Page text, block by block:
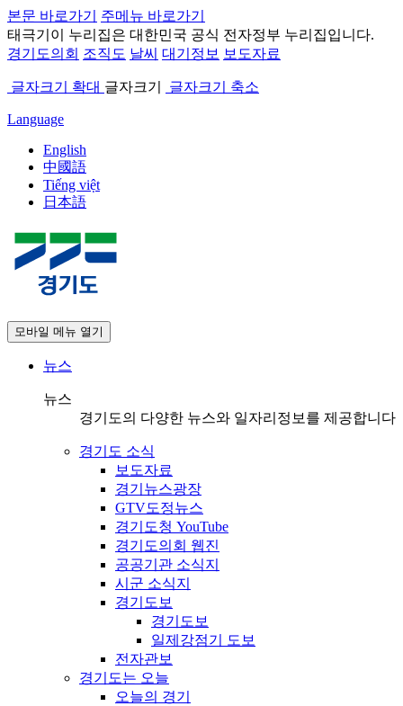
본문 바로가기
주메뉴 바로가기
태극기 이 누리집은 대한민국 공식 전자정부 누리집입니다.
경기도의회 조직도 날씨 대기정보 보도자료
글자크기 확대 글자크기 글자크기 축소
Language
English
中國語
Tiếng việt
日本語
모바일 메뉴 열기
뉴스
뉴스
경기도의 다양한 뉴스와 일자리정보를 제공합니다
경기도 소식
보도자료
경기뉴스광장
GTV도정뉴스
경기도청 YouTube
경기도의회 웹진
공공기관 소식지
시군 소식지
경기도보
경기도보
일제강점기 도보
전자관보
경기도는 오늘
오늘의 경기